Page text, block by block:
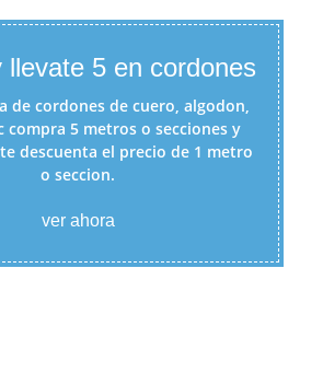
llevate 5 en cordones
de cordones de cuero, algodon,
compra 5 metros o secciones y
descuenta el precio de 1 metro
o seccion.
ver ahora